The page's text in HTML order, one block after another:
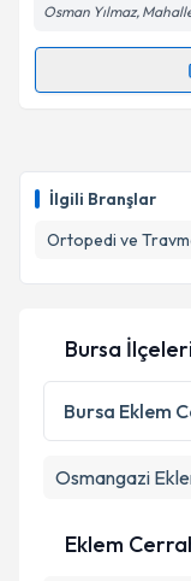
İlgili Branşlar
Ortopedi ve
Kişisel
Metni'ni
Osman Yılmaz,
Randevu
takvim
Kişisel
Metni
'ni
Bursa İlçeleri
Bursa Eklem
Osmangazi
Eklem